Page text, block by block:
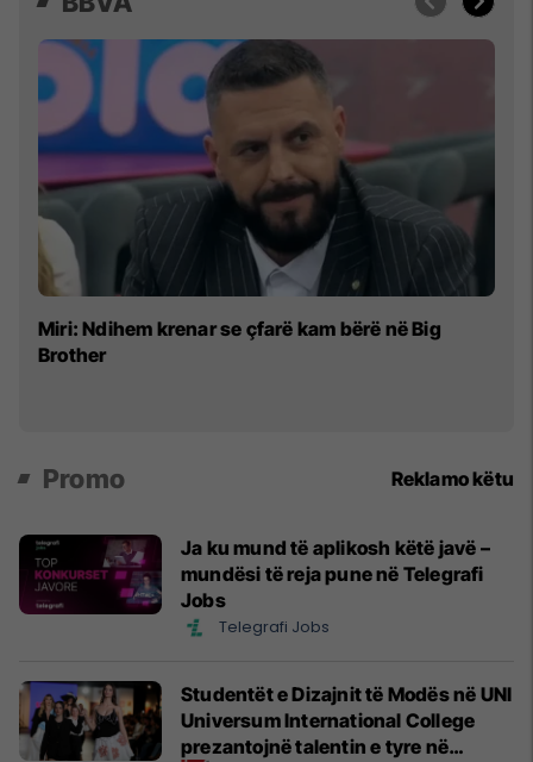
Miri: Ndihem krenar se çfarë kam bërë në Big
Brother
Promo Reklamo këtu
Ja ku mund të aplikosh këtë javë –
mundësi të reja pune në Telegrafi
Jobs
Telegrafi Jobs
Studentët e Dizajnit të Modës në UNI
Universum International College
prezantojnë talentin e tyre në